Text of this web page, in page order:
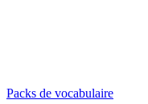
Packs de vocabulaire